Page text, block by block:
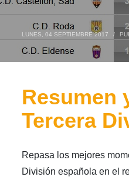
LUNES, 04 SEPTIEMBRE 2017 /
Resumen
Tercera
Repasa los mejores
División española en el